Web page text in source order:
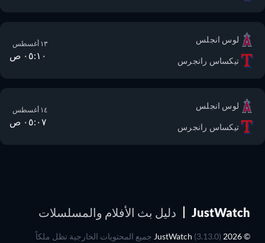
لوس انجلس
تيكساس رانجرس ٠٥:١٠ ص
لوس انجلس
تيكساس رانجرس ٠٥:٠٧ ص
JustWatch دليل بث الأفلام والمسلسلات
(3.13.0) جميع المحتويات الخارجية تظل ملكاً